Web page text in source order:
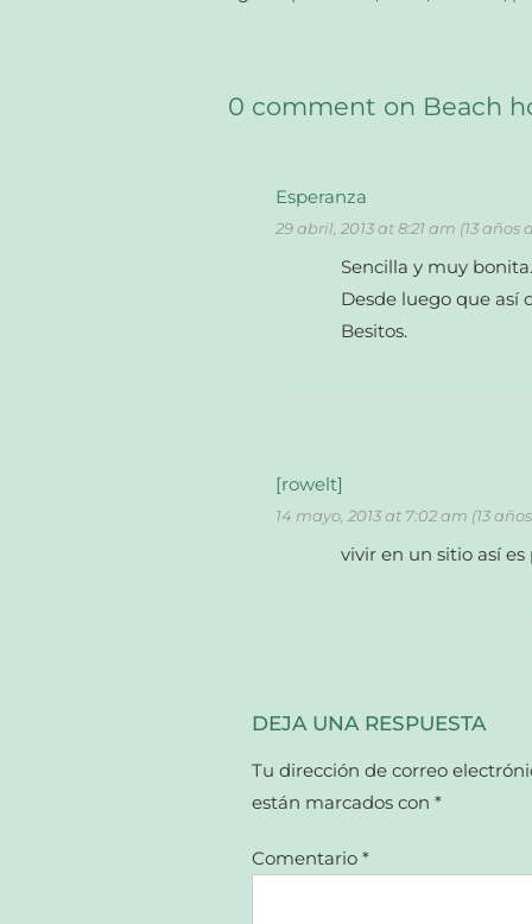
0 comment on Beach
Esperanza
29 abril, 2013 at 8:21 am (13 años
Sencilla y muy
Desde luego que así
Besitos.
[rowelt]
14 mayo, 2013 at 7:02 am (13
vivir en un sitio así
DEJA UNA RESPUESTA
Tu dirección de correo
están marcados con *
Comentario *